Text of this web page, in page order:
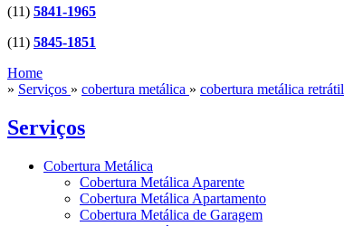
(11) 5841-1965
(11) 5845-1851
Home
» Serviços » cobertura metálica » cobertura metálica retrátil
Serviços
Cobertura Metálica
Cobertura Metálica Aparente
Cobertura Metálica Apartamento
Cobertura Metálica de Garagem